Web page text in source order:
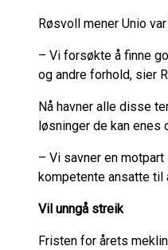
Røsvoll mener Unio
– Vi forsøkte å finne
og andre forhold, sier
Nå havner alle disse
løsninger de kan enes
– Vi savner en
kompetente ansatte til
Vil unngå streik
Fristen for årets